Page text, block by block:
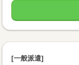
[一般派遣]